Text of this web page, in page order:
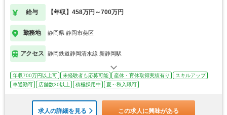
給与 【年収】458万円～700万円
勤務地 静岡県 静岡市葵区
アクセス 静岡鉄道静岡清水線 新静岡駅
年収700万円以上可 未経験者も応募可能 産休・育休取得実績有り
スキルアップ
車通勤可
店舗数30以上 積極採用中 夏～秋入職可
求人の詳細を見る この求人に興味がある